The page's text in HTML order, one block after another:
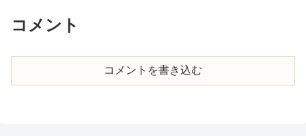
コメント
コメントを書き込む